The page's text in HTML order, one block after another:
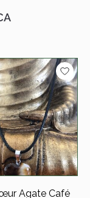
Agate Café